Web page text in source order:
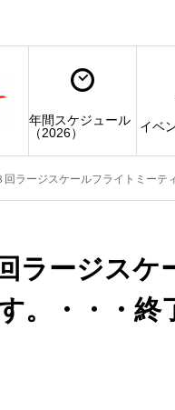
年間スケジュール
（2026）
イベ
ラージスケールフライトミーテ
ラージス
。・・・終